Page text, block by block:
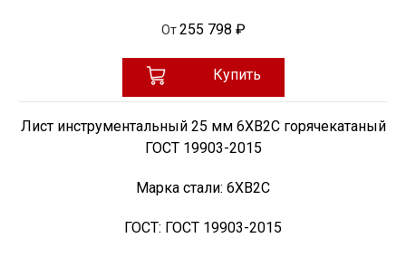
От 255 798 ₽
Купить
Лист инструментальный 25 мм 6ХВ2С горячекатаный
ГОСТ 19903-2015
Марка стали: 6ХВ2С
ГОСТ: ГОСТ 19903-2015